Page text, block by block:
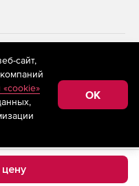
применяются
технологии
сбора,
относящихся к
«Интернет»,
Федерации)
сайт,
OK